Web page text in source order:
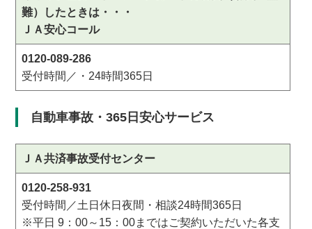
難）したときは・・・
ＪＡ安心コール
0120-089-286
受付時間／・24時間365日
自動車事故・365日安心サービス
ＪＡ共済事故受付センター
0120-258-931
受付時間／土日休日夜間・相談24時間365日
※平日 9：00～15：00まではご契約いただいた各支